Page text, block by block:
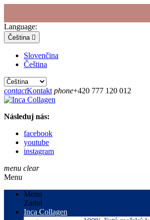
Language:
Čeština 
Slovenčina
Čeština
contactKontakt phone+420 777 120 012
Následuj nás:
facebook
youtube
instagram
menu clear
Menu
Menu
Zadní
Inca Collagen